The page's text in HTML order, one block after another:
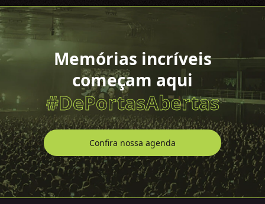
Memórias incríveis
começam aqui
#DePortasAbertas
Confira nossa agenda